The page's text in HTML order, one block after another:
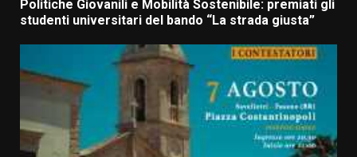
Politiche Giovanili e Mobilità Sostenibile: premiati gli
studenti universitari del bando “La strada giusta”